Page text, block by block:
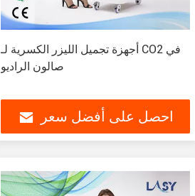
أجهزة تجميل الليزر الكسرية لـ CO2 في
صالون الراديو
احصل على أفضل سعر